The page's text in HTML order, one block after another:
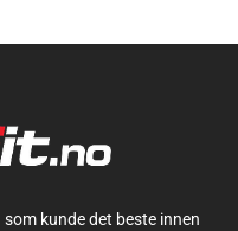
kunde det beste innen